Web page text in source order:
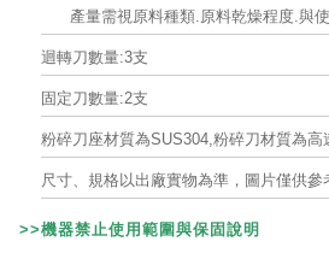
產量需視原料種類.原料乾燥程度.與使
迴轉刀數量:3支
固定刀數量:2支
粉碎刀座材質為SUS304,粉碎刀材質為高
尺寸、規格以出廠實物為準，圖片僅供參
>>機器禁止使用範圍與保固說明